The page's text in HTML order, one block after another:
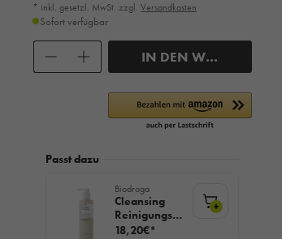
* inkl. gesetzl. MwSt. zzgl. Versandkosten
Sofort verfügbar
IN DEN WARENKORB
Passt dazu
Biodroga
Cleansing
Reinigungsmi
lch, 200ml
18,20€*
+